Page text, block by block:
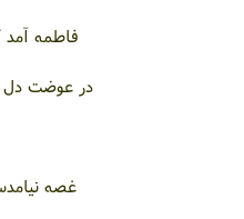
فاطمه
در عوضت
غصه